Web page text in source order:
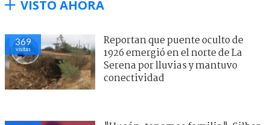
VISTO AHORA
369
visitas
Reportan que puente oculto de
1926 emergió en el norte de La
Serena por lluvias y mantuvo
conectividad